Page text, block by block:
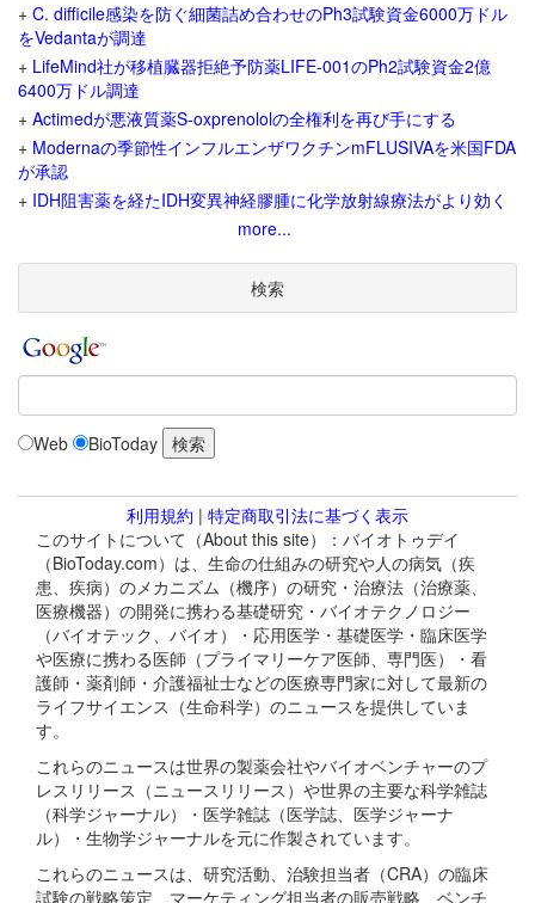
+ C. difficile感染を防ぐ細菌詰め合わせのPh3試験資金6000万ドル
をVedantaが調達
+ LifeMind社が移植臓器拒絶予防薬LIFE-001のPh2試験資金2億
6400万ドル調達
+ Actimedが悪液質薬S-oxprenololの全権利を再び手にする
+ Modernaの季節性インフルエンザワクチンmFLUSIVAを米国FDA
が承認
+ IDH阻害薬を経たIDH変異神経膠腫に化学放射線療法がより効く
more...
検索
Web BioToday
利用規約 | 特定商取引法に基づく表示
このサイトについて（About this site）：バイオトゥデイ
（BioToday.com）は、生命の仕組みの研究や人の病気（疾
患、疾病）のメカニズム（機序）の研究・治療法（治療薬、
医療機器）の開発に携わる基礎研究・バイオテクノロジー
（バイオテック、バイオ）・応用医学・基礎医学・臨床医学
や医療に携わる医師（プライマリーケア医師、専門医）・看
護師・薬剤師・介護福祉士などの医療専門家に対して最新の
ライフサイエンス（生命科学）のニュースを提供していま
す。
これらのニュースは世界の製薬会社やバイオベンチャーのプ
レスリリース（ニュースリリース）や世界の主要な科学雑誌
（科学ジャーナル）・医学雑誌（医学誌、医学ジャーナ
ル）・生物学ジャーナルを元に作製されています。
これらのニュースは、研究活動、治験担当者（CRA）の臨床
試験の戦略策定、マーケティング担当者の販売戦略、ベンチ